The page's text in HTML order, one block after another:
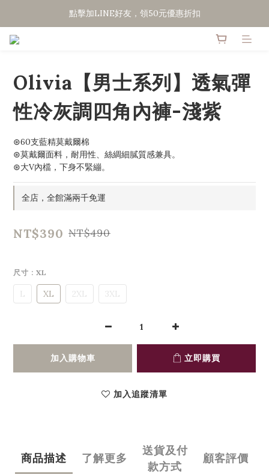
點擊加LINE好友，領50元優惠折扣
點擊加LINE好友，領50元優惠折扣
Olivia【男士系列】透氣彈
性冷灰調四角內褲-淺紫
⊛60支藍精莫戴爾棉
⊛莫戴爾面料，耐用性、絲綢細膩質感兼具。
⊛大V內檔，下身不緊繃。
全店，全館滿兩千免運
NT$390 NT$490
尺寸 : XL
L XL 2XL 3XL
加入購物車 立即購買
加入追蹤清單
商品描述 了解更多
送貨及付
款方式
顧客評價